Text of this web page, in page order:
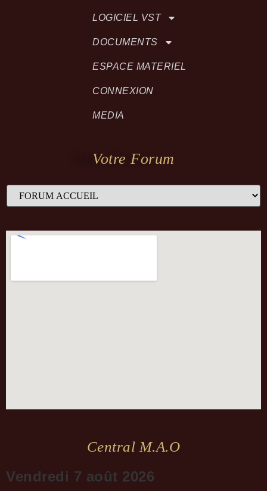
LOGICIEL VST
DOCUMENTS
ESPACE MATERIEL
CONNEXION
MEDIA
Votre Forum
Central M.a.o
Vendredi 7 août 2026